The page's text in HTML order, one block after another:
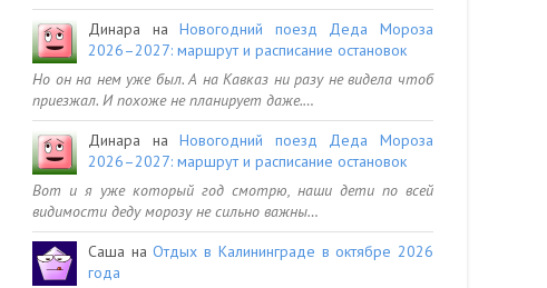
Динара наНовогодний поезд Деда Мороза
2026–2027: маршрут и расписание остановок
Но он на нем уже был. А на Кавказ ни разу не видела чтоб
приезжал. И похоже не планирует даже.…
Динара наНовогодний поезд Деда Мороза
2026–2027: маршрут и расписание остановок
Вот и я уже который год смотрю, наши дети по всей
видимости деду морозу не сильно важны…
Саша наОтдых в Калининграде в октябре 2026
года